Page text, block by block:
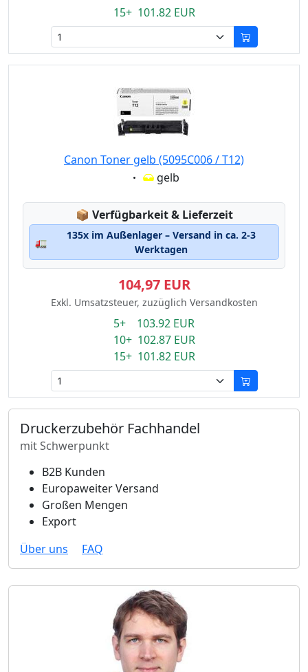
15+ 101.82 EUR
Canon Toner gelb (5095C006 / T12)
Eigenschaft:
gelb
📦 Lagerstatus:
Verfügbarkeit & Lieferzeit
🚛
135x im Außenlager – Versand in ca. 2-3
Werktagen
104,97 EUR
Exkl. Umsatzsteuer, zuzüglich Versandkosten
5+ 103.92 EUR
10+ 102.87 EUR
15+ 101.82 EUR
Druckerzubehör Fachhandel
mit Schwerpunkt
B2B Kunden
Europaweiter Versand
Großen Mengen
Export
Über uns
FAQ